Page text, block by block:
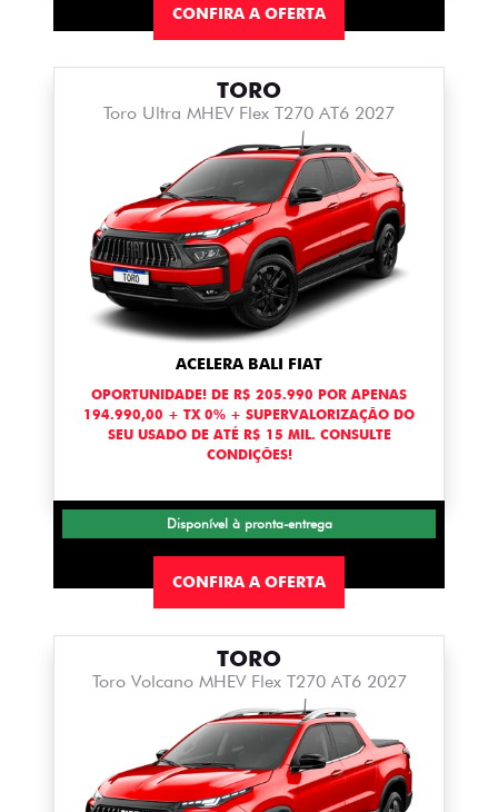
CONFIRA A OFERTA
TORO
Toro Ultra MHEV Flex T270 AT6 2027
ACELERA BALI FIAT
OPORTUNIDADE! DE R$ 205.990 POR APENAS
194.990,00 + TX 0% + SUPERVALORIZAÇÃO DO
SEU USADO DE ATÉ R$ 15 MIL. CONSULTE
CONDIÇÕES!
Disponível à pronta-entrega
CONFIRA A OFERTA
TORO
Toro Volcano MHEV Flex T270 AT6 2027